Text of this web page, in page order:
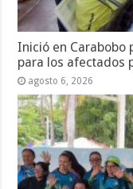
Inició en Carabobo
para los afectados
agosto 6, 2026